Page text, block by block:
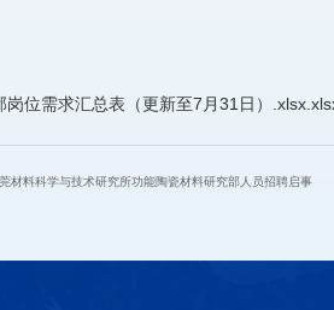
岗位需求汇总表（更新至7月31日）
材料科学与技术研究所功能陶瓷材料研究部人员招聘启事